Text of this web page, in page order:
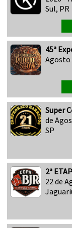
Sul, PR
45ª
Agosto
Super
de
SP
2ª
22 de